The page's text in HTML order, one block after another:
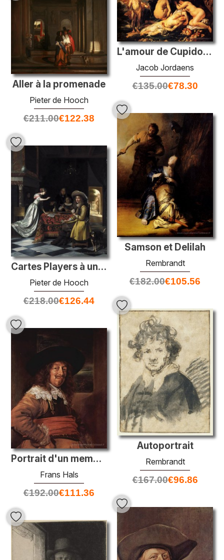
L'amour de Cupidon et de la psyché
Jacob Jordaens
€135.00€78.30
Aller à la promenade
Pieter de Hooch
€211.00€122.38
Samson et Delilah
Rembrandt
€182.00€105.56
Cartes Players à une table
Pieter de Hooch
€218.00€126.44
Autoportrait
Rembrandt
€167.00€96.86
Portrait d'un membre de la garde civique de Haarlem
Frans Hals
€192.00€111.36